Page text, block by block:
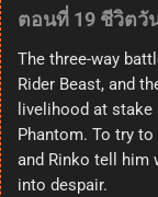
ตอนที่ 19 ชีวิตวั
The three-way
Rider Beast, and
livelihood at
Phantom. To try
and Rinko tell him
into despair.